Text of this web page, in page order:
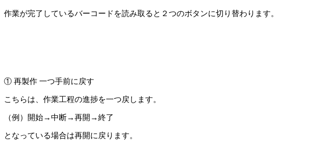
作業が完了しているバーコードを読み取ると２つのボタンに切り替わります。
① 再製作 一つ手前に戻す
こちらは、作業工程の進捗を一つ戻します。
（例）開始→中断→再開→終了
となっている場合は再開に戻ります。